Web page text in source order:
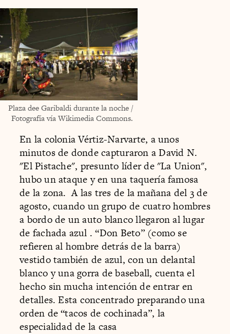
Plaza dee Garibaldi durante la noche /
Fotografía vía Wikimedia Commons.
En la colonia Vértiz-Narvarte, a unos
minutos de donde capturaron a David N.
"El Pistache", presunto líder de "La Union",
hubo un ataque y en una taquería famosa
de la zona. A las tres de la mañana del 3 de
agosto, cuando un grupo de cuatro hombres
a bordo de un auto blanco llegaron al lugar
de fachada azul . “Don Beto” (como se
refieren al hombre detrás de la barra)
vestido también de azul, con un delantal
blanco y una gorra de baseball, cuenta el
hecho sin mucha intención de entrar en
detalles. Esta concentrado preparando una
orden de “tacos de cochinada”, la
especialidad de la casa